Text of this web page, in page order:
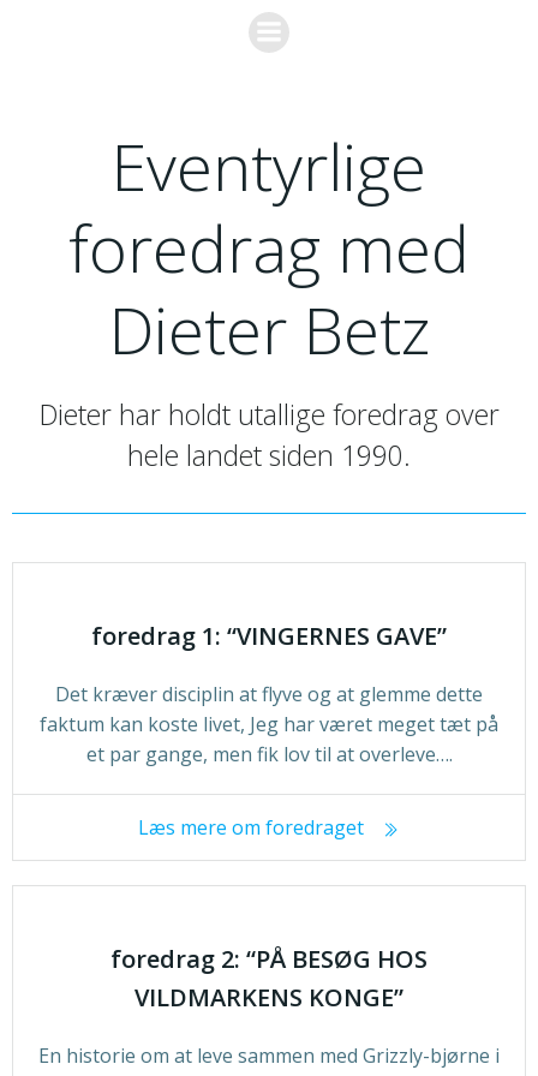
Skip
to
Eventyrlige
foredrag med
Dieter Betz
Dieter har holdt utallige foredrag over
hele landet siden 1990.
foredrag 1: “VINGERNES GAVE”
Det kræver disciplin at flyve og at glemme dette
faktum kan koste livet, Jeg har været meget tæt på
et par gange, men fik lov til at overleve….
Læs mere om foredraget
foredrag 2: “PÅ BESØG HOS
VILDMARKENS KONGE”
En historie om at leve sammen med Grizzly-bjørne i